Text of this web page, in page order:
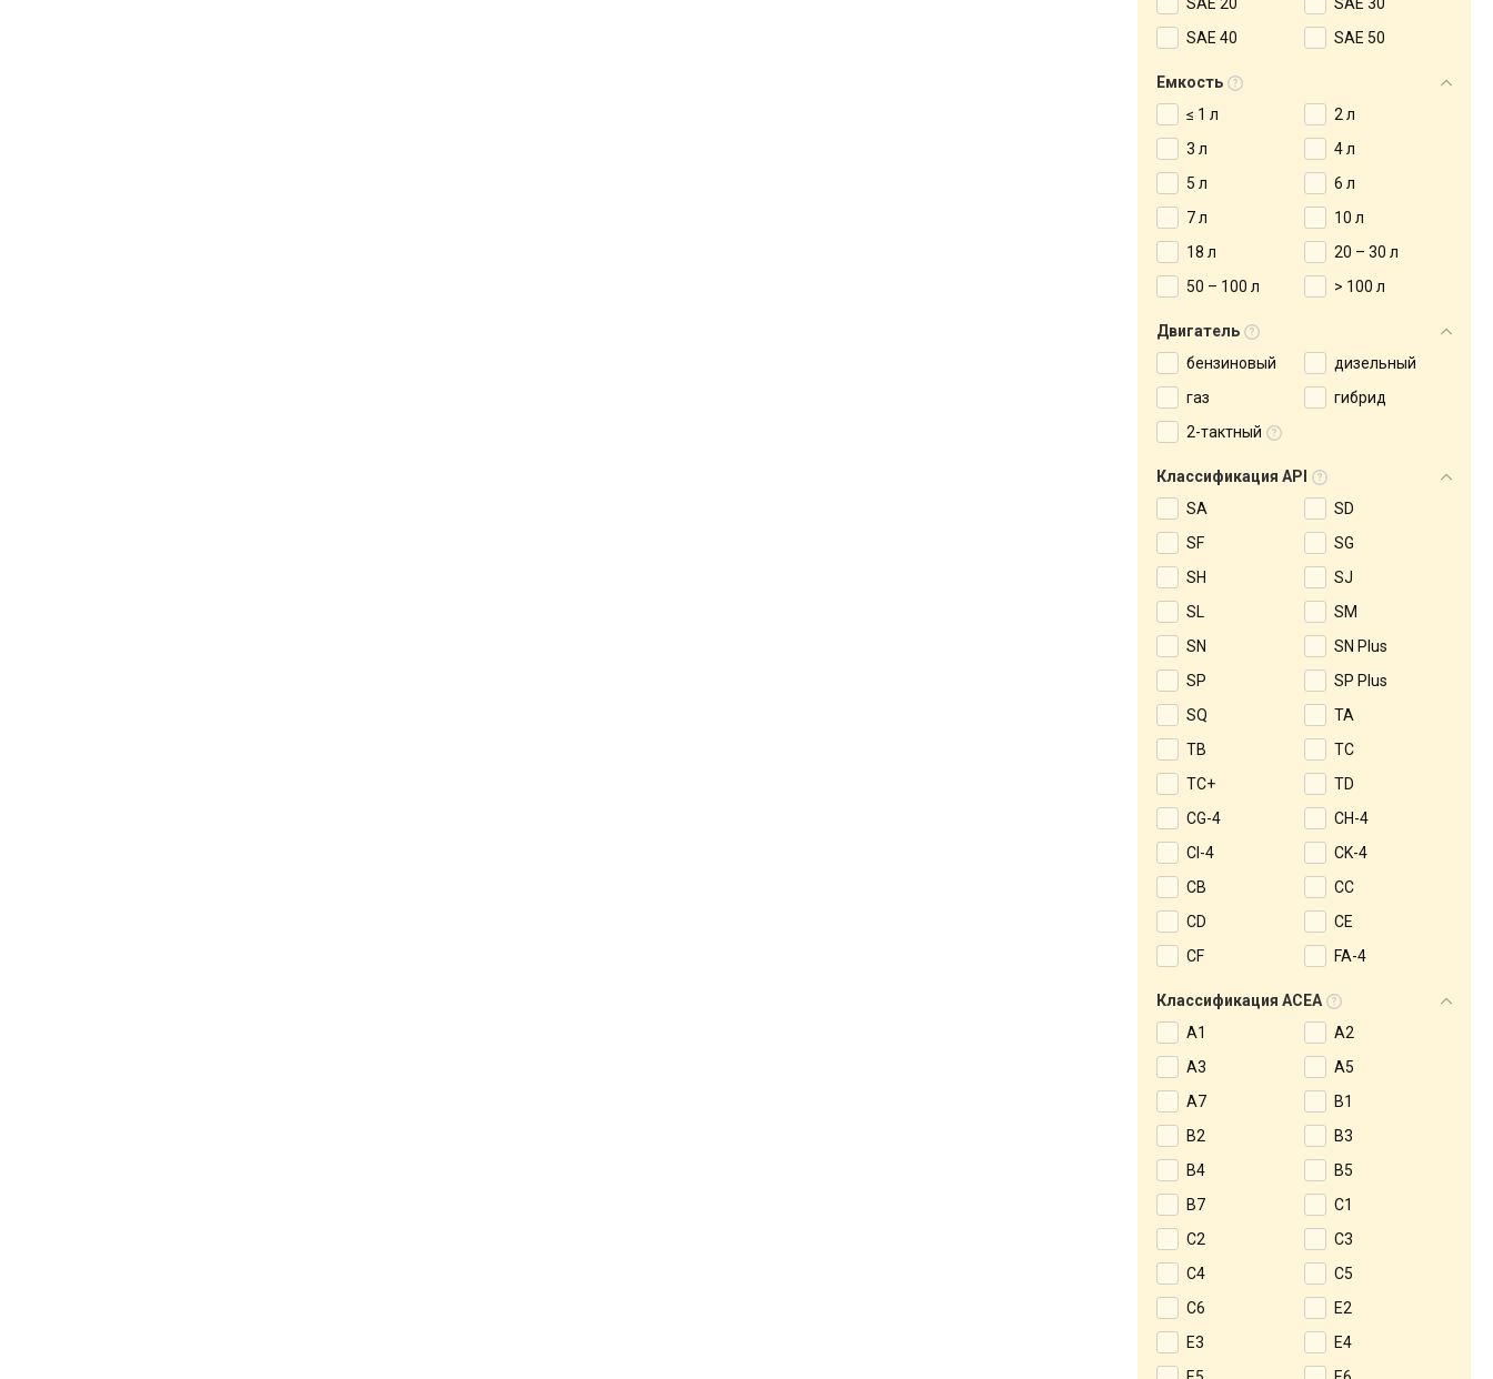
SAE 40
SAE 50
Емкость
≤ 1 л
2 л
3 л
4 л
5 л
6 л
7 л
10 л
18 л
20 – 30 л
50 – 100 л
> 100 л
Двигатель
бензиновый
дизельный
газ
гибрид
2-тактный
Классификация API
SA
SD
SF
SG
SH
SJ
SL
SM
SN
SN Plus
SP
SP Plus
SQ
TA
TB
TC
TC+
TD
CG-4
CH-4
CI-4
CK-4
CB
CC
CD
CE
CF
FA-4
Классификация ACEA
A1
A2
A3
A5
A7
B1
B2
B3
B4
B5
B7
C1
C2
C3
C4
C5
C6
E2
E3
E4